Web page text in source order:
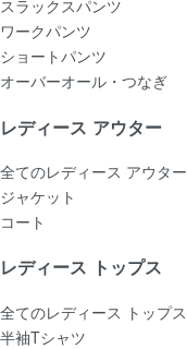
スラックスパンツ
ワークパンツ
ショートパンツ
オーバーオール・つなぎ
レディース アウター
全てのレディース アウター
ジャケット
コート
レディース トップス
全てのレディース トップス
半袖Tシャツ